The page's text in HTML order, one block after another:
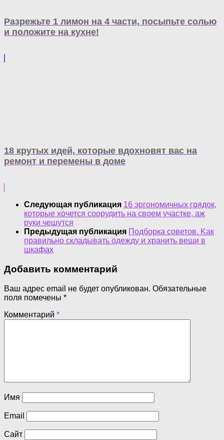
Разрежьте 1 лимон на 4 части, посыпьте солью
и положите на кухне!
18 крутых идей, которые вдохновят вас на
ремонт и перемены в доме
Следующая публикация 16 эргономичных грядок,
которые хочется соорудить на своем участке, аж
руки чешутся
Предыдущая публикация Подборка советов. Kак
правильно складывать одежду и хранить вещи в
шкафах
Добавить комментарий
Ваш адрес email не будет опубликован. Обязательные
поля помечены *
Комментарий *
Имя
Email
Сайт